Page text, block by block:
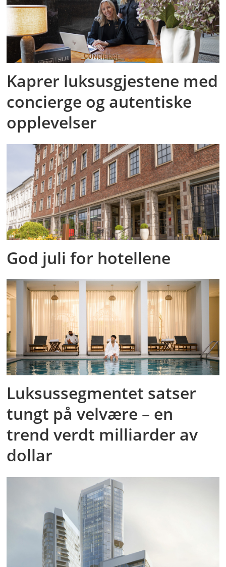
Kaprer luksusgjestene med
concierge og autentiske
opplevelser
God juli for hotellene
Luksussegmentet satser
tungt på velvære – en
trend verdt milliarder av
dollar